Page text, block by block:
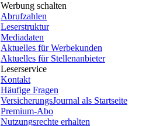
Werbung schalten
Abrufzahlen
Leserstruktur
Mediadaten
Aktuelles für Werbekunden
Aktuelles für Stellenanbieter
Leserservice
Kontakt
Häufige Fragen
VersicherungsJournal als Startseite
Premium-Abo
Nutzungsrechte erhalten